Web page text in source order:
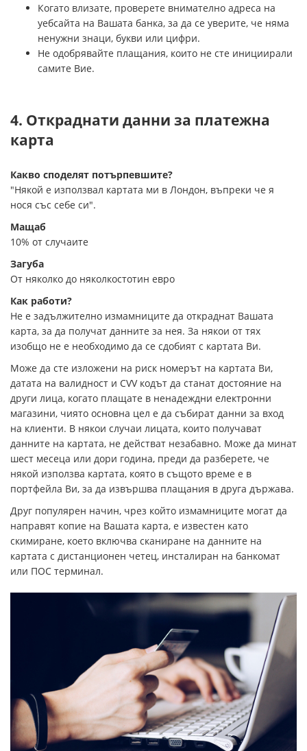
Когато влизате, проверете внимателно адреса на
уебсайта на Вашата банка, за да се уверите, че няма
ненужни знаци, букви или цифри.
Не одобрявайте плащания, които не сте инициирали
самите Вие.
4. Откраднати данни за платежна
карта
Какво споделят потърпевшите?
"Някой е използвал картата ми в Лондон, въпреки че я
нося със себе си".
Мащаб
10% от случаите
Загуба
От няколко до няколкостотин евро
Как работи?
Не е задължително измамниците да откраднат Вашата
карта, за да получат данните за нея. За някои от тях
изобщо не е необходимо да се сдобият с картата Ви.
Може да сте изложени на риск номерът на картата Ви,
датата на валидност и CVV кодът да станат достояние на
други лица, когато плащате в ненадеждни електронни
магазини, чиято основна цел е да събират данни за вход
на клиенти. В някои случаи лицата, които получават
данните на картата, не действат незабавно. Може да минат
шест месеца или дори година, преди да разберете, че
някой използва картата, която в същото време е в
портфейла Ви, за да извършва плащания в друга държава.
Друг популярен начин, чрез който измамниците могат да
направят копие на Вашата карта, е известен като
скимиране, което включва сканиране на данните на
картата с дистанционен четец, инсталиран на банкомат
или ПОС терминал.